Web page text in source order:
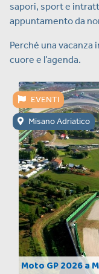
sapori, sport e
appuntamento da
Perché una vacanza
cuore e l’agenda.
EVENTI
Misano Adriatico
Moto GP 2026 a